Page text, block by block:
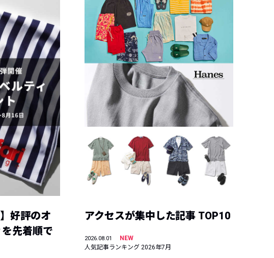
好評のオ
先着順で
アクセスが集中した記事 TOP10
2026.08.01
NEW
人気記事ランキング 2026年7月